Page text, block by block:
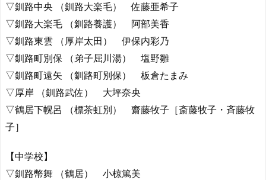
▽釧路中央 （釧路大楽毛） 佐藤亜希子
▽釧路大楽毛 （釧路養護） 阿部美香
▽釧路東雲 （厚岸太田） 伊保内彩乃
▽釧路町別保 （弟子屈川湯） 塩野雛
▽釧路町遠矢 （釧路町別保） 板倉たまみ
▽厚岸 （釧路武佐） 大坪奈央
▽鶴居下幌呂 （標茶虹別） 齋藤牧子［斎藤牧子・斉藤牧
子］
【中学校】
▽釧路幣舞 （鶴居） 小椋篤美